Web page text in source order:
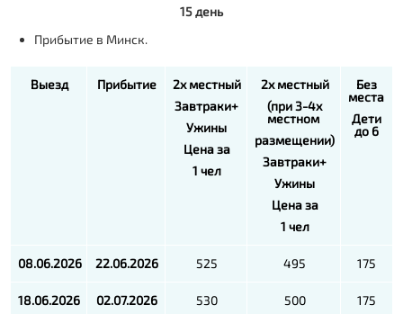
15 день
Прибытие в Минск.
Выезд Прибытие
2х местный
Завтраки+
Ужины
Цена за
1 чел
2х местный
(при 3-4х
местном
размещении)
Завтраки+
Ужины
Цена за
1 чел
Без
места
Дети
до 6
08.06.2026 22.06.2026 525 495 175
18.06.2026 02.07.2026 530 500 175